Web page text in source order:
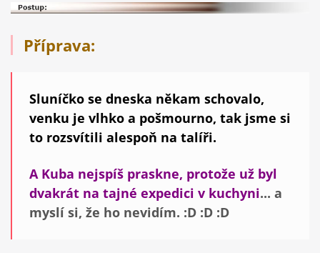
Příprava:
Sluníčko se dneska někam schovalo,
venku je vlhko a pošmourno, tak jsme si
to rozsvítili alespoň na talíři.
A Kuba nejspíš praskne, protože už byl
dvakrát na tajné expedici v kuchyni... a
myslí si, že ho nevidím. :D :D :D